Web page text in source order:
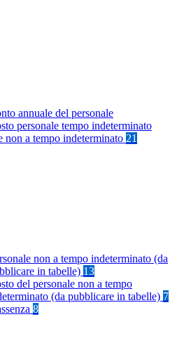
annuale del personale
personale tempo indeterminato
non a tempo indeterminato 21
non a tempo indeterminato (da
in tabelle) 13
del personale non a tempo
(da pubblicare in tabelle) 7
8